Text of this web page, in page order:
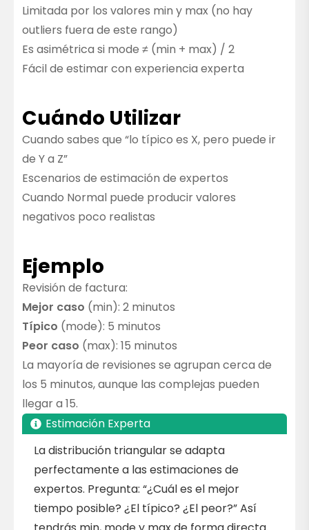
Limitada por los valores min y max (no hay
outliers fuera de este rango)
Es asimétrica si mode ≠ (min + max) / 2
Fácil de estimar con experiencia experta
Cuándo Utilizar
Cuando sabes que “lo típico es X, pero puede ir
de Y a Z”
Escenarios de estimación de expertos
Cuando Normal puede producir valores
negativos poco realistas
Ejemplo
Revisión de factura:
Mejor caso (min): 2 minutos
Típico (mode): 5 minutos
Peor caso (max): 15 minutos
La mayoría de revisiones se agrupan cerca de
los 5 minutos, aunque las complejas pueden
llegar a 15.
Estimación Experta
La distribución triangular se adapta
perfectamente a las estimaciones de
expertos. Pregunta: “¿Cuál es el mejor
tiempo posible? ¿El típico? ¿El peor?” Así